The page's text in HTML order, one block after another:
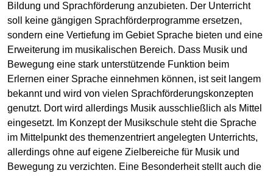
Bildung und Sprachförderung anzubieten. Der Unterricht
soll keine gängigen Sprachförderprogramme ersetzen,
sondern eine Vertiefung im Gebiet Sprache bieten und eine
Erweiterung im musikalischen Bereich. Dass Musik und
Bewegung eine stark unterstützende Funktion beim
Erlernen einer Sprache einnehmen können, ist seit langem
bekannt und wird von vielen Sprachförderungskonzepten
genutzt. Dort wird allerdings Musik ausschließlich als Mittel
eingesetzt. Im Konzept der Musikschule steht die Sprache
im Mittelpunkt des themenzentriert angelegten Unterrichts,
allerdings ohne auf eigene Zielbereiche für Musik und
Bewegung zu verzichten. Eine Besonderheit stellt auch die